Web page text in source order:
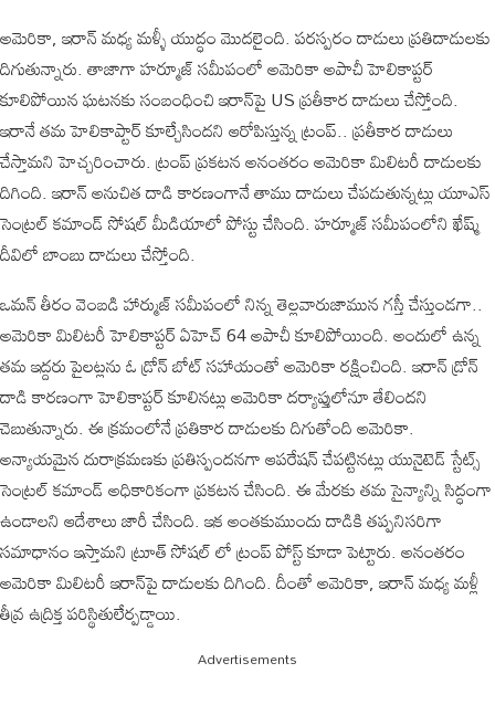
అమెరికా, ఇరాన్ మధ్య మళ్ళీ యుద్ధం మొదలైంది. పరస్పరం దాడులు ప్రతిదాడులకు
దిగుతున్నారు. తాజాగా హర్మూజ్‌ సమీపంలో అమెరికా అపాచీ హెలికాప్టర్‌
కూలిపోయిన ఘటనకు సంబంధించి ఇరాన్‌పై US ప్రతీకార దాడులు చేస్తోంది.
ఇరానే తమ హెలికాప్టార్‌ కూల్చేసిందని ఆరోపిస్తున్న ట్రంప్‌.. ప్రతీకార దాడులు
చేస్తామని హెచ్చరించారు. ట్రంప్‌ ప్రకటన అనంతరం అమెరికా మిలిటరీ దాడులకు
దిగింది. ఇరాన్‌ అనుచిత దాడి కారణంగానే తాము దాడులు చేపడుతున్నట్లు యూఎస్‌
సెంట్రల్‌ కమాండ్‌ సోషల్‌ మీడియాలో పోస్టు చేసింది. హర్మూజ్‌ సమీపంలోని ఖేష్మ్‌
దీవిలో బాంబు దాడులు చేస్తోంది.
ఒమన్ తీరం వెంబడి హార్ముజ్ సమీపంలో నిన్న తెల్లవారుజామున గస్తీ చేస్తుండగా..
అమెరికా మిలిటరీ హెలికాప్టర్ ఏహెచ్ 64 అపాచీ కూలిపోయింది. అందులో ఉన్న
తమ ఇద్దరు పైలట్లను ఓ డ్రోన్ బోట్ సహాయంతో అమెరికా రక్షించింది. ఇరాన్ డ్రోన్
దాడి కారణంగా హెలికాప్టర్ కూలినట్లు అమెరికా దర్యాప్తులోనూ తేలిందని
చెబుతున్నారు. ఈ క్రమంలోనే ప్రతికార దాడులకు దిగుతోంది అమెరికా.
అన్యాయమైన దురాక్రమణకు ప్రతిస్పందనగా ఆపరేషన్ చేపట్టినట్లు యునైటెడ్ స్టేట్స్
సెంట్రల్ కమాండ్ అధికారికంగా ప్రకటన చేసింది. ఈ మేరకు తమ సైన్యాన్ని సిద్ధంగా
ఉండాలని ఆదేశాలు జారీ చేసింది. ఇక అంతకుముందు దాడికి తప్పనిసరిగా
సమాధానం ఇస్తామని ట్రూత్ సోషల్ లో ట్రంప్ పోస్ట్ కూడా పెట్టారు. అనంతరం
అమెరికా మిలిటరీ ఇరాన్‌పై దాడులకు దిగింది. దీంతో అమెరికా, ఇరాన్‌ మధ్య మళ్లీ
తీవ్ర ఉద్రిక్త పరిస్థితులేర్పడ్డాయి.
Advertisements